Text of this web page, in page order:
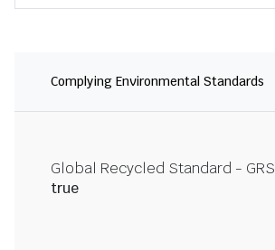
Complying Environmental Standards
Global Recycled Standard - GRS
true